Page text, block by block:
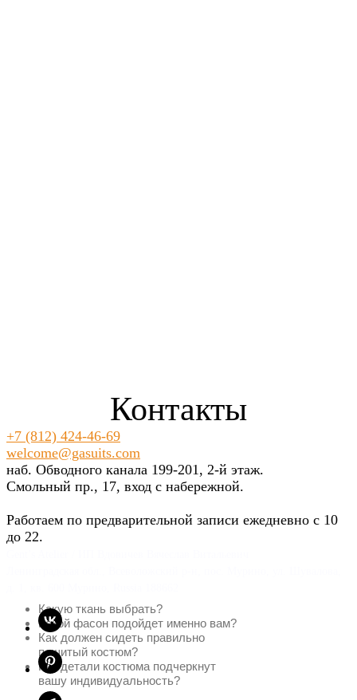
Какую ткань выбрать?
Какой фасон подойдет именно вам?
Как должен сидеть правильно
пошитый костюм?
Как детали костюма подчеркнут
вашу индивидуальность?
Контакты
+7 (812) 424-46-69
welcome@gasuits.com
наб. Обводного канала 199-201, 2-й этаж.
Смольный пр., 17, вход с набережной.
Работаем по предварительной записи ежедневно с 10
до 22.